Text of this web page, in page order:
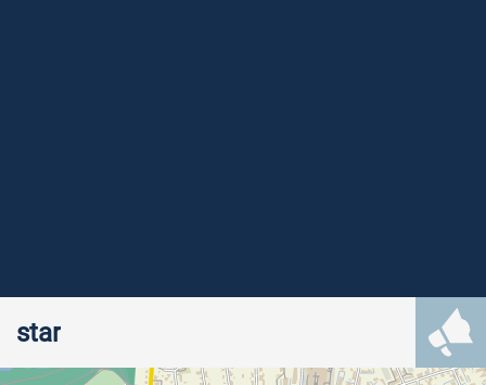
star